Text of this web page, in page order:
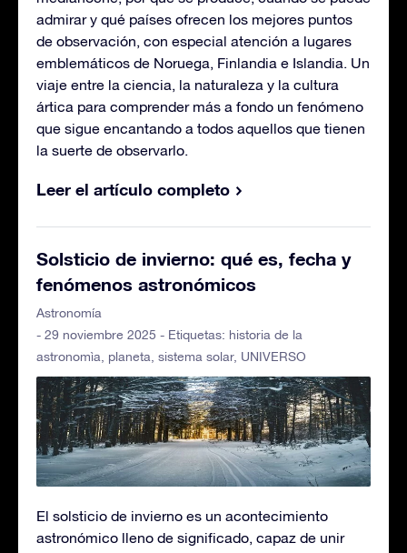
admirar y qué países ofrecen los mejores puntos
de observación, con especial atención a lugares
emblemáticos de Noruega, Finlandia e Islandia. Un
viaje entre la ciencia, la naturaleza y la cultura
ártica para comprender más a fondo un fenómeno
que sigue encantando a todos aquellos que tienen
la suerte de observarlo.
Leer el artículo completo
Solsticio de invierno: qué es, fecha y
fenómenos astronómicos
Astronomía
- 29 noviembre 2025 - Etiquetas: historia de la
astronomìa
planeta sistema solar, UNIVERSO
El solsticio de invierno es un acontecimiento
astronómico lleno de significado, capaz de unir